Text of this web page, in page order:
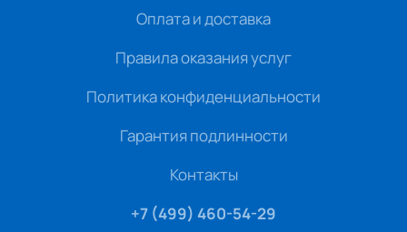
Оплата и доставка
Правила оказания услуг
Политика конфиденциальности
Гарантия подлинности
Контакты
+7 (499) 460-54-29